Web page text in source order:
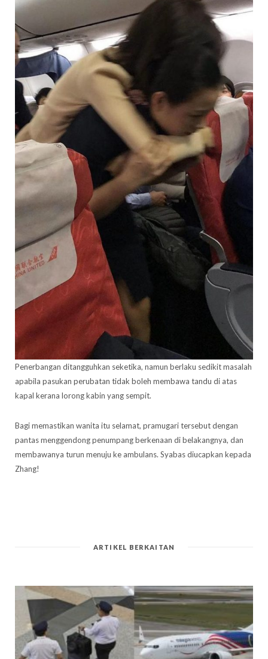
Penerbangan ditangguhkan seketika, namun berlaku sedikit masalah
apabila pasukan perubatan tidak boleh membawa tandu di atas
kapal kerana lorong kabin yang sempit.
Bagi memastikan wanita itu selamat, pramugari tersebut dengan
pantas menggendong penumpang berkenaan di belakangnya, dan
membawanya turun menuju ke ambulans. Syabas diucapkan kepada
Zhang!
ARTIKEL BERKAITAN